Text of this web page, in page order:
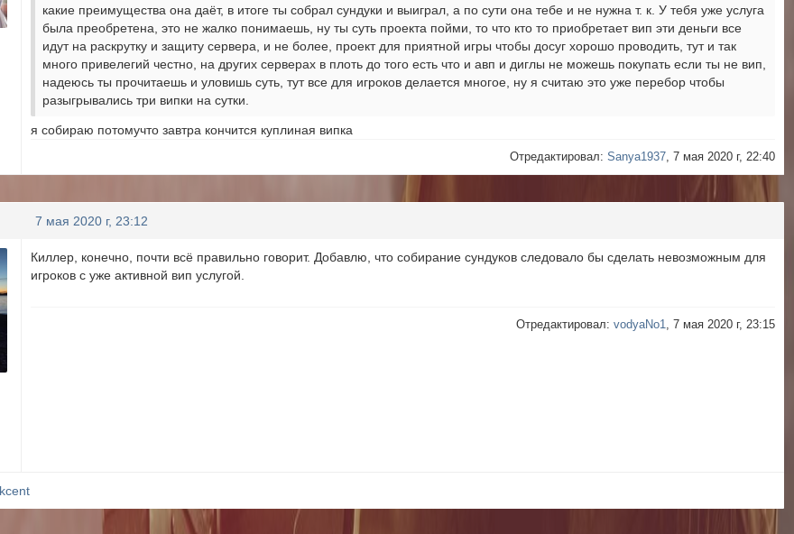
какие преимущества она даёт, в итоге ты собрал сундуки и выиграл, а по сути она тебе и не нужна т. к. У тебя уже услуга
была преобретена, это не жалко понимаешь, ну ты суть проекта пойми, то что кто то приобретает вип эти деньги все
идут на раскрутку и защиту сервера, и не более, проект для приятной игры чтобы досуг хорошо проводить, тут и так
много привелегий честно, на других серверах в плоть до того есть что и авп и диглы не можешь покупать если ты не вип,
надеюсь ты прочитаешь и уловишь суть, тут все для игроков делается многое, ну я считаю это уже перебор чтобы
разыгрывались три випки на сутки.
я собираю потомучто завтра кончится куплиная випка
Отредактировал:Sanya1937, 7 мая 2020 г, 22:40
7 мая 2020 г, 23:12
Киллер, конечно, почти всё правильно говорит. Добавлю, что собирание сундуков следовало бы сделать невозможным для
игроков с уже активной вип услугой.
Отредактировал:vodyaNo1, 7 мая 2020 г, 23:15